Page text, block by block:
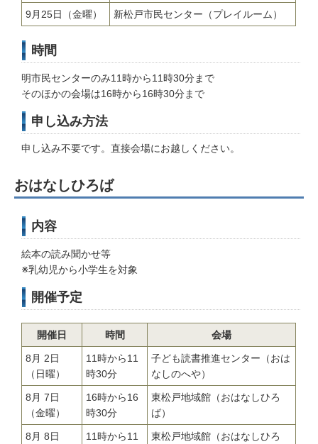
9月25日（金曜） 新松戸市民センター（プレイルーム）
時間
明市民センターのみ11時から11時30分まで
そのほかの会場は16時から16時30分まで
申し込み方法
申し込み不要です。直接会場にお越しください。
おはなしひろば
内容
絵本の読み聞かせ等
※乳幼児から小学生を対象
開催予定
開催日 時間 会場
8月 2日
（日曜）
11時から11
時30分
子ども読書推進センター（おは
なしのへや）
8月 7日
（金曜）
16時から16
時30分
東松戸地域館（おはなしひろ
ば）
8月 8日
11時から11
東松戸地域館（おはなしひろ